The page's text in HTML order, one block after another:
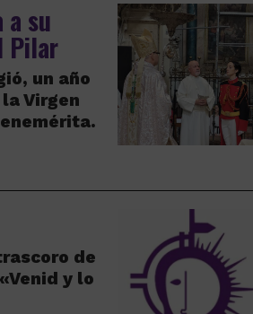
a su
Pilar
un año
Virgen
de
y lo